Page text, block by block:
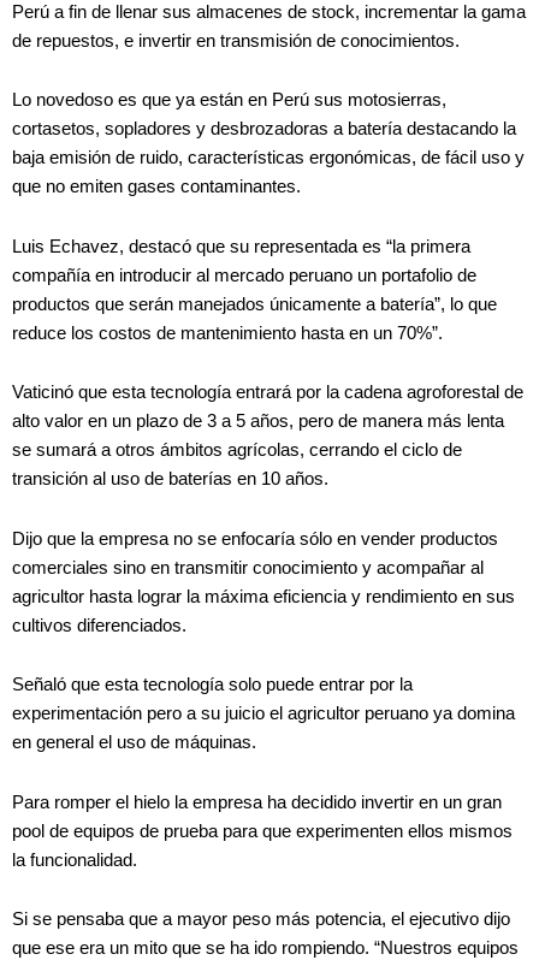
Perú a fin de llenar sus almacenes de stock, incrementar la gama
de repuestos, e invertir en transmisión de conocimientos.
Lo novedoso es que ya están en Perú sus motosierras,
cortasetos, sopladores y desbrozadoras a batería destacando la
baja emisión de ruido, características ergonómicas, de fácil uso y
que no emiten gases contaminantes.
Luis Echavez, destacó que su representada es “la primera
compañía en introducir al mercado peruano un portafolio de
productos que serán manejados únicamente a batería”, lo que
reduce los costos de mantenimiento hasta en un 70%”.
Vaticinó que esta tecnología entrará por la cadena agroforestal de
alto valor en un plazo de 3 a 5 años, pero de manera más lenta
se sumará a otros ámbitos agrícolas, cerrando el ciclo de
transición al uso de baterías en 10 años.
Dijo que la empresa no se enfocaría sólo en vender productos
comerciales sino en transmitir conocimiento y acompañar al
agricultor hasta lograr la máxima eficiencia y rendimiento en sus
cultivos diferenciados.
Señaló que esta tecnología solo puede entrar por la
experimentación pero a su juicio el agricultor peruano ya domina
en general el uso de máquinas.
Para romper el hielo la empresa ha decidido invertir en un gran
pool de equipos de prueba para que experimenten ellos mismos
la funcionalidad.
Si se pensaba que a mayor peso más potencia, el ejecutivo dijo
que ese era un mito que se ha ido rompiendo. “Nuestros equipos